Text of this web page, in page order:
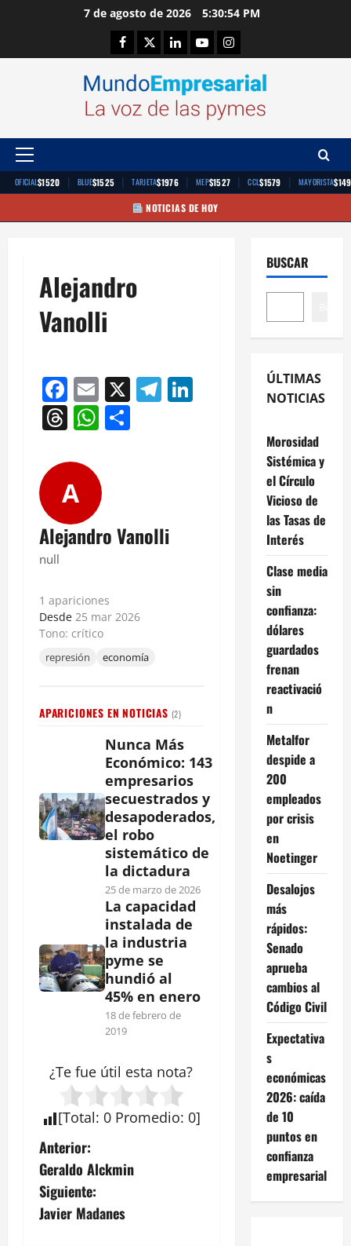
7 de agosto de 2026 5:30:55 PM
Facebook
TwitterLinkedinYoutubeInstagram
Menú
principal
OFICIAL$1520 | BLUE$1525 | TARJETA$1976 | MEP$1527 | CCL$1579 | MAYORISTA
NOTICIAS DE HOY
Alejandro
Vanolli
Facebook
Email
X Telegram
LinkedIn
Threads
WhatsApp
A
Alejandro Vanolli
null
1 apariciones
Desde 25 mar 2026
Tono: crítico
represión economía
APARICIONES EN NOTICIAS (2)
Nunca Más
Económico: 143
empresarios
secuestrados y
desapoderados,
el robo
sistemático de
la dictadura
25 de marzo de 2026
La capacidad
instalada de
la industria
pyme se
hundió al
45% en enero
18 de febrero de
2019
¿Te fue útil esta nota?
[Total: 0 Promedio: 0]
N
a
v
Anterior:
Geraldo Alckmin
Siguiente:
Javier Madanes
BUSCAR
ÚLTIMAS
NOTICIAS
Morosidad
Sistémica y
el Círculo
Vicioso de
las Tasas de
Interés
Clase media
sin
confianza:
dólares
guardados
frenan
reactivació
n
Metalfor
despide a
200
empleados
por crisis
en
Noetinger
Desalojos
más
rápidos:
Senado
aprueba
cambios al
Código Civil
Expectativa
s
económicas
2026: caída
de 10
puntos en
confianza
empresarial